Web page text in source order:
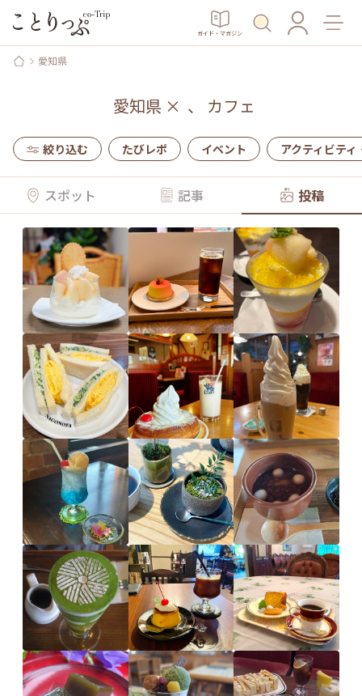
ガイド・マガジン
愛知県
愛知県 × 、 カフェ
絞り込む たびレポ イベント アクティビティ
スポット 記事 投稿